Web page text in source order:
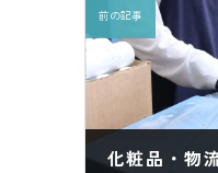
前の記事